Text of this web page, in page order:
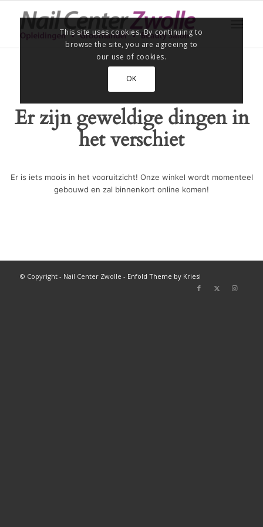
Er zijn geweldige dingen in
het verschiet
Er is iets moois in het vooruitzicht! Onze winkel wordt momenteel
gebouwd en zal binnenkort online komen!
© Copyright - Nail Center Zwolle - Enfold Theme by Kriesi
This site uses cookies. By continuing to
browse the site, you are agreeing to
our use of cookies.
OK